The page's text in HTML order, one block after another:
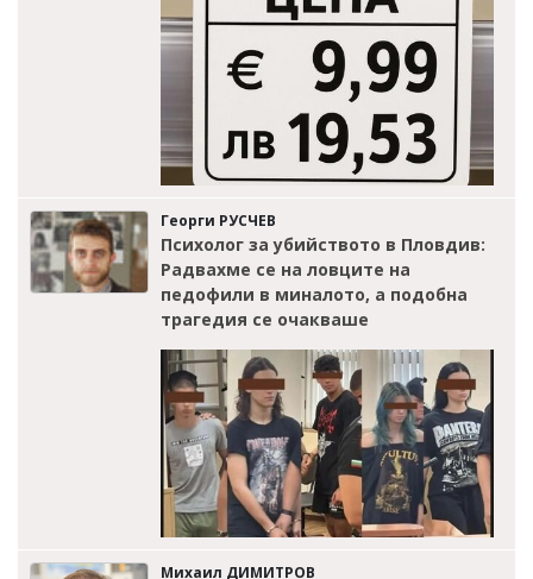
Георги РУСЧЕВ
Психолог за убийството в Пловдив:
Радвахме се на ловците на
педофили в миналото, а подобна
трагедия се очакваше
Михаил ДИМИТРОВ